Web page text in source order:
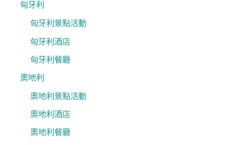
匈牙利
匈牙利景點活動
匈牙利酒店
匈牙利餐廳
奧地利
奧地利景點活動
奧地利酒店
奧地利餐廳